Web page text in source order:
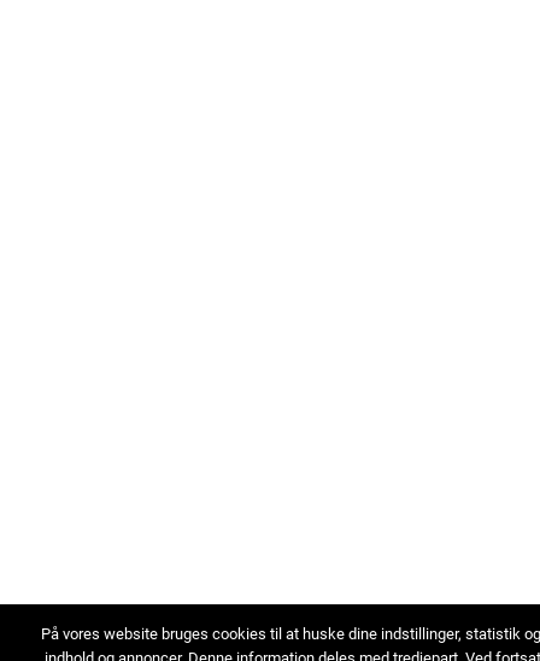
På vores website bruges cookies til at huske dine indstillinger, statistik